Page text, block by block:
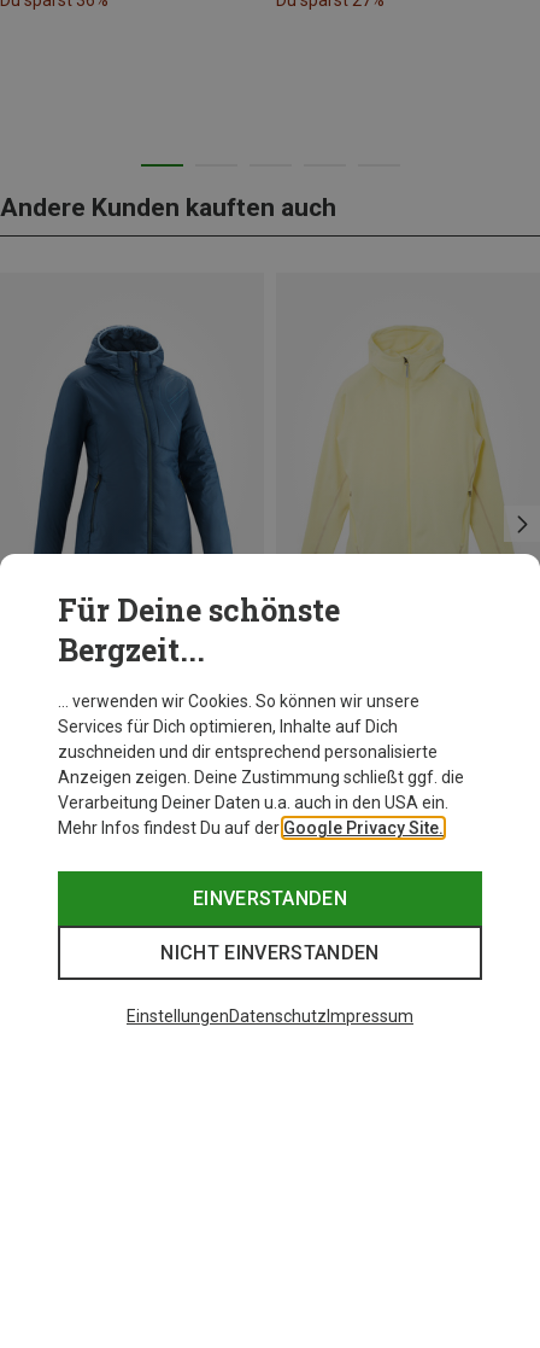
Andere Kunden kauften auch
Du sparst 27%
Für Deine schönste
Bergzeit...
… verwenden wir Cookies. So können wir unsere
Services für Dich optimieren, Inhalte auf Dich
zuschneiden und dir entsprechend personalisierte
Anzeigen zeigen. Deine Zustimmung schließt ggf. die
Verarbeitung Deiner Daten u.a. auch in den USA ein.
Mehr Infos findest Du auf der Google Privacy Site.
EINVERSTANDEN
NICHT EINVERSTANDEN
EinstellungenDatenschutz Impressum